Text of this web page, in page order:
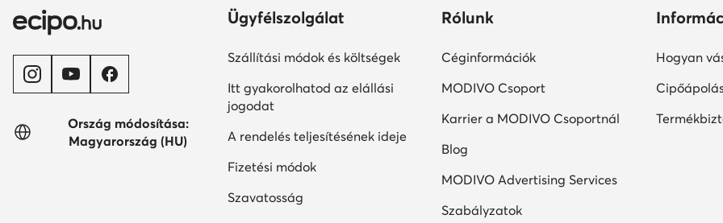
Ország módosítása:
Magyarország (HU)
Ügyfélszolgálat
Szállítási módok és költségek
Itt gyakorolhatod az elállási
jogodat
A rendelés teljesítésének ideje
Fizetési módok
Szavatosság
Rólunk
Céginformációk
MODIVO Csoport
Karrier a MODIVO Csoportnál
Blog
MODIVO Advertising Services
Szabályzatok
Hogyan